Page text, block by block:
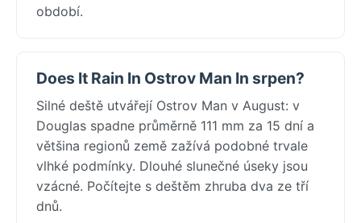
období.
Does It Rain In Ostrov Man In srpen?
Silné deště utvářejí Ostrov Man v August: v
Douglas spadne průměrně 111 mm za 15 dní a
většina regionů země zažívá podobné trvale
vlhké podmínky. Dlouhé slunečné úseky jsou
vzácné. Počítejte s deštěm zhruba dva ze tří
dnů.